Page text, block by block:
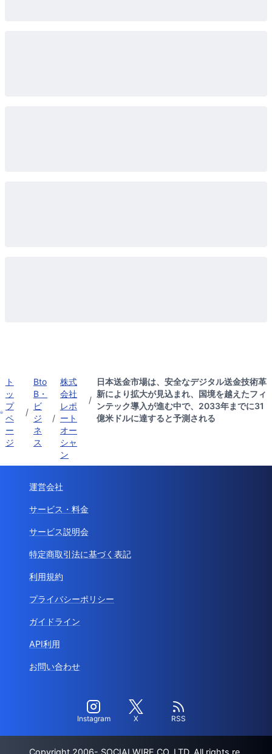
ト
ッ
プ
ペ
ー
ジ
/
Bto
B・
ビ
ジ
ネ
ス
/
株式
会社
レポ
ート
オー
シャ
ン
/
日本送金市場は、安全なデジタル送金技術革
新により拡大が見込まれ、国境を越えたフィ
ンテック導入が進む中で、2033年までに31
億米ドルに達すると予測される
運営会社
サービス・料金
サービス説明会
特定商取引法に基づく表記
利用規約
プライバシーポリシー
ガイドライン
API利用
お問い合わせ
Instagram X RSS